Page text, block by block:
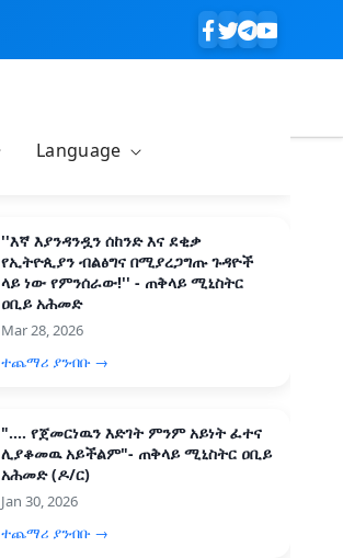
Language
''እኛ እያንዳንዷን ሰከንድ እና ደቂቃ
የኢትዮጲያን ብልፅግና በሚያረጋግጡ ጉዳዮች
ላይ ነው የምንሰራው!'' - ጠቅላይ ሚኒስትር
ዐቢይ አሕመድ
Mar 28, 2026
ተጨማሪ ያንብቡ →
".... የጀመርነዉን እድገት ምንም አይነት ፈተና
ሊያቆመዉ አይችልም"- ጠቅላይ ሚኒስትር ዐቢይ
አሕመድ (ዶ/ር)
Jan 30, 2026
ተጨማሪ ያንብቡ →